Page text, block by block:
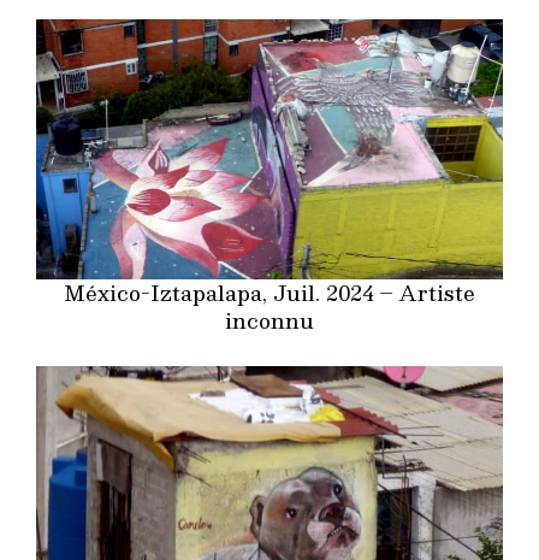
México-Iztapalapa, Juil. 2024 – Artiste
inconnu